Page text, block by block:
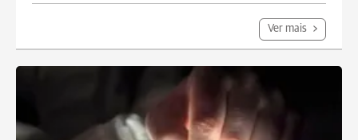
Ver mais